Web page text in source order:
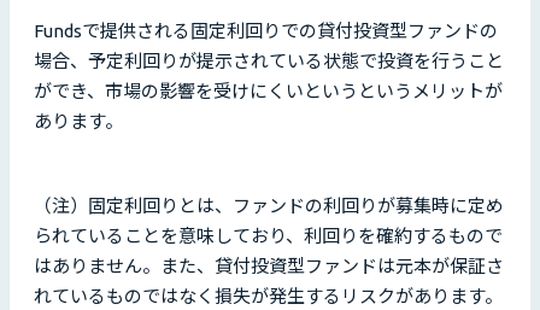
Fundsで提供される固定利回りでの貸付投資型ファンドの
場合、予定利回りが提示されている状態で投資を行うこと
ができ、市場の影響を受けにくいというというメリットが
あります。
（注）固定利回りとは、ファンドの利回りが募集時に定め
られていることを意味しており、利回りを確約するもので
はありません。また、貸付投資型ファンドは元本が保証さ
れているものではなく損失が発生するリスクがあります。